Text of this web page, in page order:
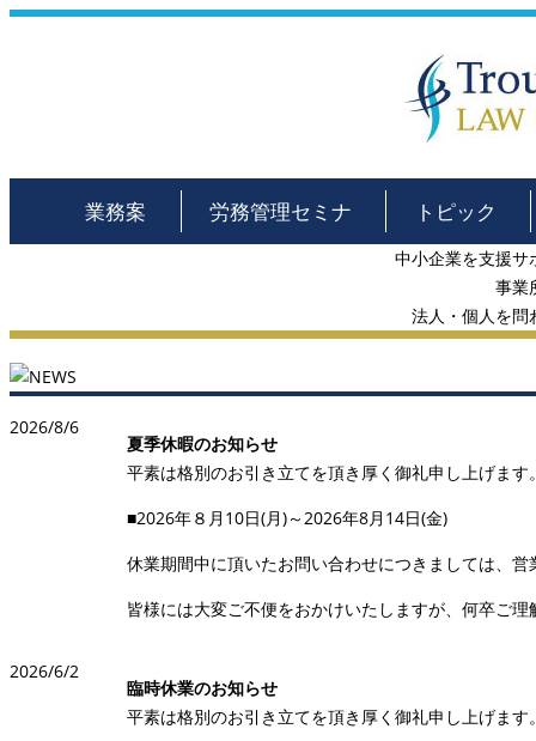
業務案
内
労務管理セミナ
ー
トピック
ス
中小企業を支援サ
事業
法人・個人を問
2026/8/6
夏季休暇のお知らせ
平素は格別のお引き立てを頂き厚く御礼申し上げま
■2026年８月10日(月)～2026年8月14日(金)
休業期間中に頂いたお問い合わせにつきましては、
皆様には大変ご不便をおかけいたしますが、何卒ご
2026/6/2
臨時休業のお知らせ
平素は格別のお引き立てを頂き厚く御礼申し上げま